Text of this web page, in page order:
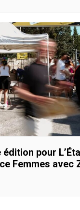
pour
Femmes avec